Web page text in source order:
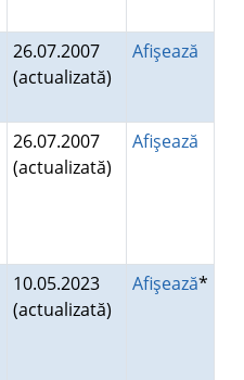
26.07.2007
(actualizată)
Afişează
26.07.2007
(actualizată)
Afişează
10.05.2023
(actualizată)
Afişează*